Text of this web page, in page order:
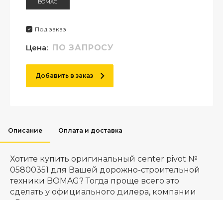
BOMAG
Под заказ
Цена: ПО ЗАПРОСУ
Добавить в заказ
Описание Оплата и доставка
Хотите купить оригинальный center pivot №
05800351 для Вашей дорожно-строительной
техники BOMAG? Тогда проще всего это
сделать у официального дилера, компании